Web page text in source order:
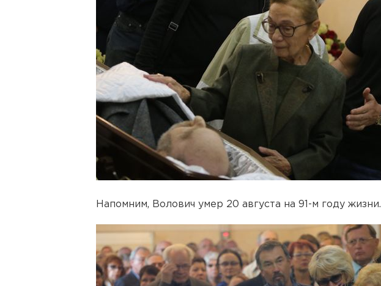
Напомним, Волович умер 20 августа на 91-м году жизни.